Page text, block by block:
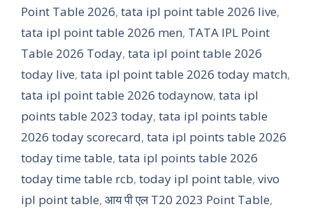
Point Table 2026, tata ipl point table 2026 live,
tata ipl point table 2026 men, TATA IPL Point
Table 2026 Today, tata ipl point table 2026
today live, tata ipl point table 2026 today match,
tata ipl point table 2026 todaynow, tata ipl
points table 2023 today, tata ipl points table
2026 today scorecard, tata ipl points table 2026
today time table, tata ipl points table 2026
today time table rcb, today ipl point table, vivo
ipl point table, आय पी एल T20 2023 Point Table,